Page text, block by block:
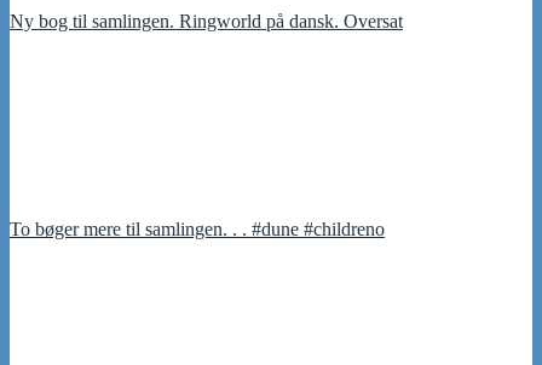
Ny bog til samlingen. Ringworld på dansk. Oversat
To bøger mere til samlingen. . . #dune #childreno